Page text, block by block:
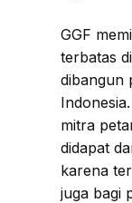
GGF
terbatas
dibangun
mitra
didapat
karena
juga bagi